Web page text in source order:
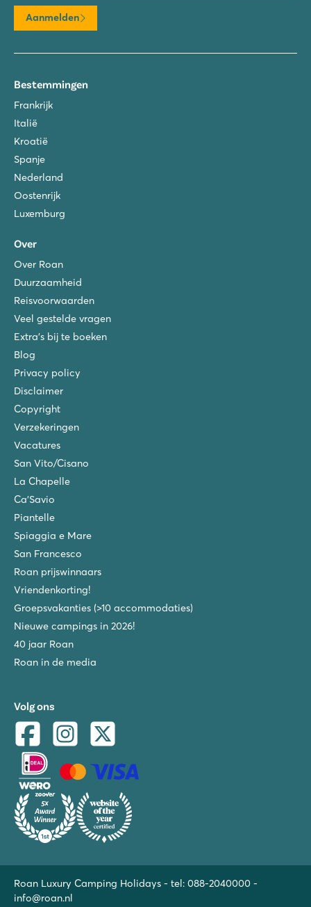
Aanmelden
Bestemmingen
Frankrijk
Italië
Kroatië
Spanje
Nederland
Oostenrijk
Luxemburg
Over
Over Roan
Duurzaamheid
Reisvoorwaarden
Veel gestelde vragen
Extra's bij te boeken
Blog
Privacy policy
Disclaimer
Copyright
Verzekeringen
Vacatures
San Vito/Cisano
La Chapelle
Ca'Savio
Piantelle
Spiaggia e Mare
San Francesco
Roan prijswinnaars
Vriendenkorting!
Groepsvakanties (>10 accommodaties)
Nieuwe campings in 2026!
40 jaar Roan
Roan in de media
Volg ons
Roan Luxury Camping Holidays - tel: 088-2040000 -
info@roan.nl